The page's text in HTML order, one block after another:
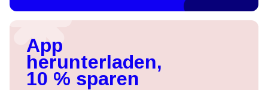
App
herunterladen,
10 % sparen